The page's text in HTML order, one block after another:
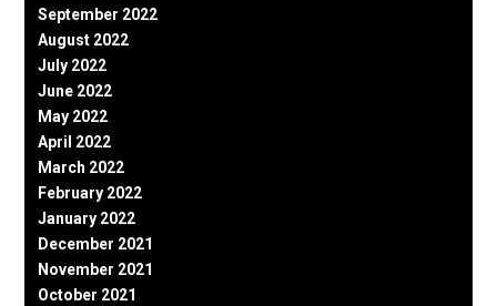
September 2022
August 2022
July 2022
June 2022
May 2022
April 2022
March 2022
February 2022
January 2022
December 2021
November 2021
October 2021